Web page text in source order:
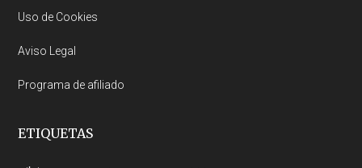
Uso de Cookies
Aviso Legal
Programa de afiliado
ETIQUETAS